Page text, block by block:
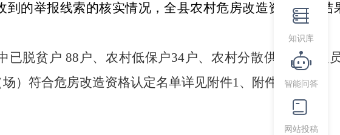
的举报线索的核实情况，全县农村危房改造资格审查结
已脱贫 户 88 户、农村低保户34户、农村分散供养特困人
）符合危房改造资格认定名单详见附件1、附件2。
知识库
智能问答
网站投稿